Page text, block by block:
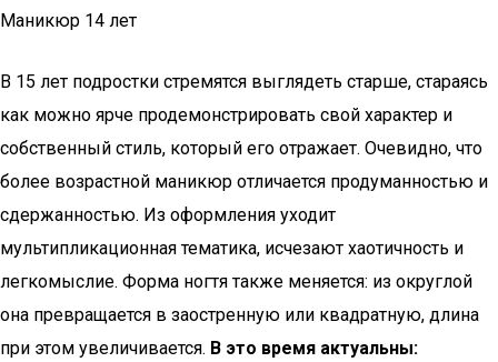
Маникюр 14 лет
В 15 лет подростки стремятся выглядеть старше, стараясь
как можно ярче продемонстрировать свой характер и
собственный стиль, который его отражает. Очевидно, что
более возрастной маникюр отличается продуманностью и
сдержанностью. Из оформления уходит
мультипликационная тематика, исчезают хаотичность и
легкомыслие. Форма ногтя также меняется: из округлой
она превращается в заостренную или квадратную, длина
при этом увеличивается. В это время актуальны: